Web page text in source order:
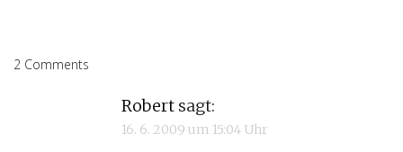
2 Comments
Robert sagt:
16. 6. 2009 um 15:04 Uhr